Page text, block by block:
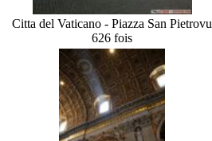
Citta del Vaticano - Piazza San Pietrovu
626 fois